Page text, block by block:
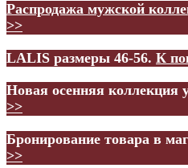
Распродажа мужской
>>
LALIS размеры 46-56. К
Новая осенняя коллекция
>>
Бронирование товара в
>>